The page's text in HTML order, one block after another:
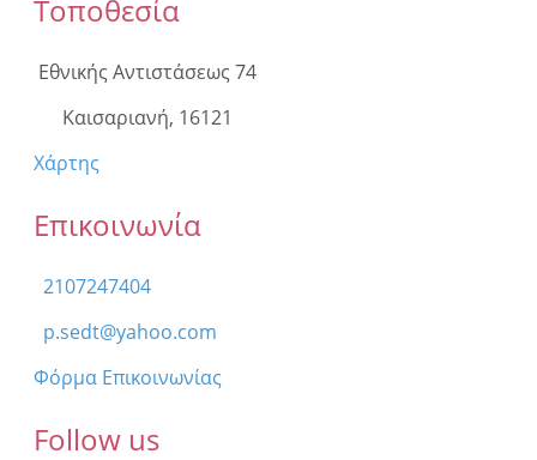
Τοποθεσία
Εθνικής Αντιστάσεως 74
Καισαριανή, 16121
Χάρτης
Επικοινωνία
2107247404
p.sedt@yahoo.com
Φόρμα Επικοινωνίας
Follow us